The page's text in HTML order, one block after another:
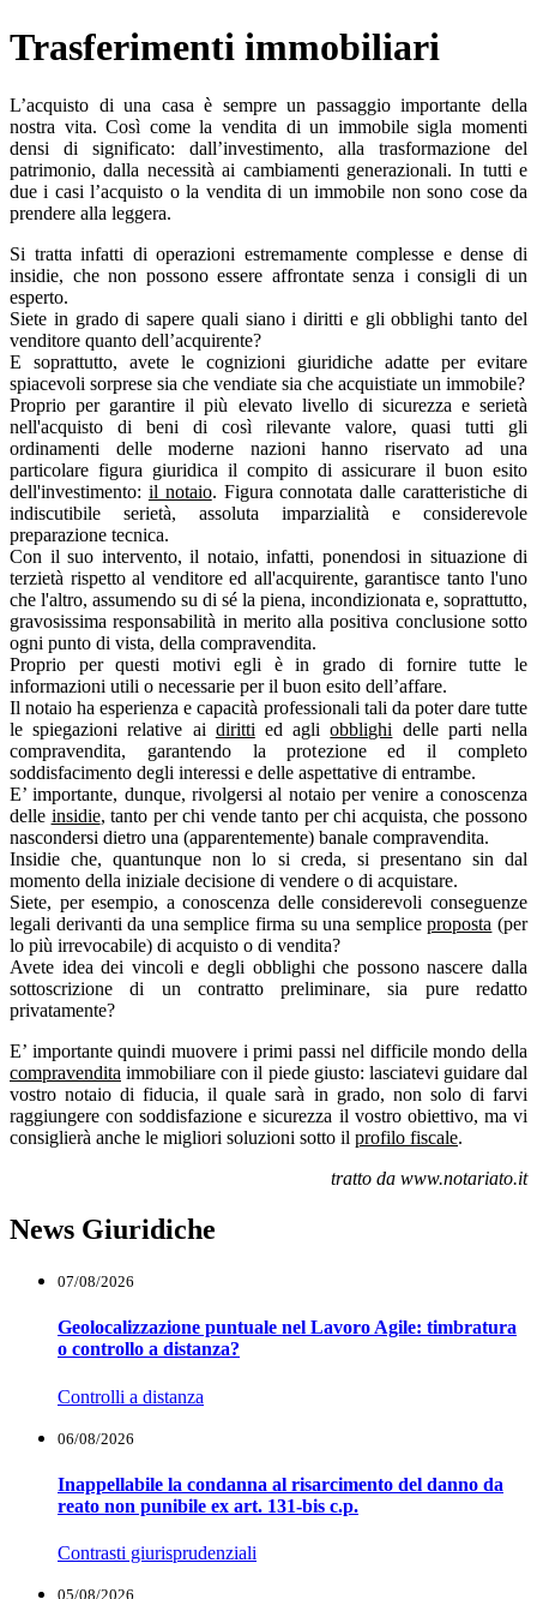
Trasferimenti immobiliari
L’acquisto di una casa è sempre un passaggio importante della
nostra vita. Così come la vendita di un immobile sigla momenti
densi di significato: dall’investimento, alla trasformazione del
patrimonio, dalla necessità ai cambiamenti generazionali. In tutti e
due i casi l’acquisto o la vendita di un immobile non sono cose da
prendere alla leggera.
Si tratta infatti di operazioni estremamente complesse e dense di
insidie, che non possono essere affrontate senza i consigli di un
esperto.
Siete in grado di sapere quali siano i diritti e gli obblighi tanto del
venditore quanto dell’acquirente?
E soprattutto, avete le cognizioni giuridiche adatte per evitare
spiacevoli sorprese sia che vendiate sia che acquistiate un immobile?
Proprio per garantire il più elevato livello di sicurezza e serietà
nell'acquisto di beni di così rilevante valore, quasi tutti gli
ordinamenti delle moderne nazioni hanno riservato ad una
particolare figura giuridica il compito di assicurare il buon esito
dell'investimento: il notaio. Figura connotata dalle caratteristiche di
indiscutibile serietà, assoluta imparzialità e considerevole
preparazione tecnica.
Con il suo intervento, il notaio, infatti, ponendosi in situazione di
terzietà rispetto al venditore ed all'acquirente, garantisce tanto l'uno
che l'altro, assumendo su di sé la piena, incondizionata e, soprattutto,
gravosissima responsabilità in merito alla positiva conclusione sotto
ogni punto di vista, della compravendita.
Proprio per questi motivi egli è in grado di fornire tutte le
informazioni utili o necessarie per il buon esito dell’affare.
Il notaio ha esperienza e capacità professionali tali da poter dare tutte
le spiegazioni relative ai diritti ed agliobblighi delle parti nella
compravendita, garantendo la protezione ed il completo
soddisfacimento degli interessi e delle aspettative di entrambe.
E’ importante, dunque, rivolgersi al notaio per venire a conoscenza
delle insidie, tanto per chi vende tanto per chi acquista, che possono
nascondersi dietro una (apparentemente) banale compravendita.
Insidie che, quantunque non lo si creda, si presentano sin dal
momento della iniziale decisione di vendere o di acquistare.
Siete, per esempio, a conoscenza delle considerevoli conseguenze
legali derivanti da una semplice firma su una sempliceproposta (per
lo più irrevocabile) di acquisto o di vendita?
Avete idea dei vincoli e degli obblighi che possono nascere dalla
sottoscrizione di un contratto preliminare, sia pure redatto
privatamente?
E’ importante quindi muovere i primi passi nel difficile mondo della
compravendita immobiliare con il piede giusto: lasciatevi guidare dal
vostro notaio di fiducia, il quale sarà in grado, non solo di farvi
raggiungere con soddisfazione e sicurezza il vostro obiettivo, ma vi
consiglierà anche le migliori soluzioni sotto il profilo fiscale.
tratto da www.notariato.it
News Giuridiche
07/08/2026
Geolocalizzazione puntuale nel Lavoro Agile: timbratura
o controllo a distanza?
Controlli a distanza
06/08/2026
Inappellabile la condanna al risarcimento del danno da
reato non punibile ex art. 131-bis c.p.
Contrasti giurisprudenziali
05/08/2026